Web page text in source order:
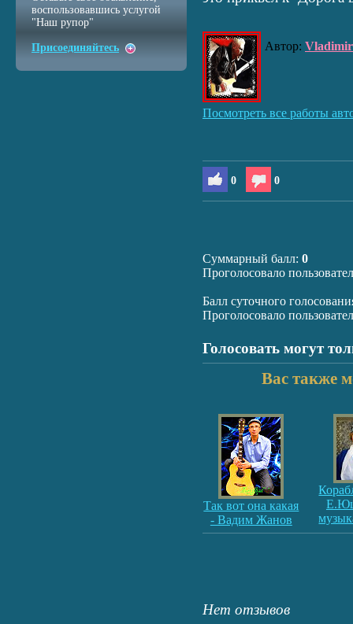
Автор:
Посмотреть все работы
0 0
Суммарный балл: 0
Проголосовало
Балл суточного
Проголосовало
Голосовать могут
Вас также
Так вот она какая
- Вадим Жанов
Нет отзывов
воспользовавшись услугой
"Наш рупор"
Присоединяйтесь